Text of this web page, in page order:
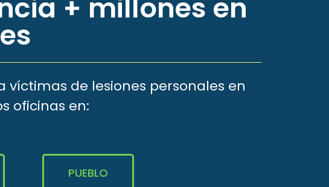
+ millones en
víctimas de lesiones personales en
oficinas en:
PUEBLO